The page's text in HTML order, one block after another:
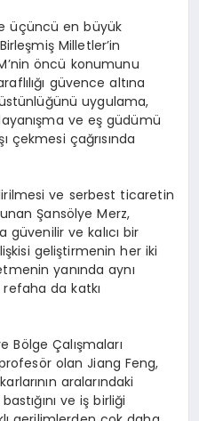
üçüncü en büyük
Milletler’in
öncü konumunu
güvence altına
uygulama,
ve eş güdümü
çekmesi çağrısında
ve serbest ticaretin
Şansölye Merz,
güvenilir ve kalıcı bir
geliştirmenin her iki
yanında aynı
da katkı
Bölge Çalışmaları
olan Jiang Feng,
aralarındaki
ve iş birliği